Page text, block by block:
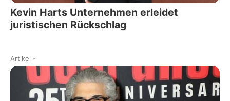
Kevin Harts Unternehmen erleidet
juristischen Rückschlag
Artikel -